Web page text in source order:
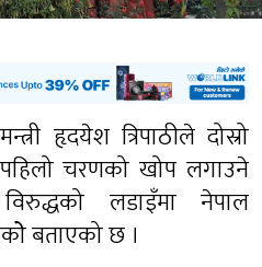
हृदयेश त्रिपाठीले दोस्रो
पहिलो चरणको खोप लगाउने
लडाइँमा नेपाल
बताएको छ ।